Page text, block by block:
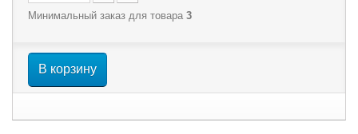
Минимальный заказ для товара 3
В корзину